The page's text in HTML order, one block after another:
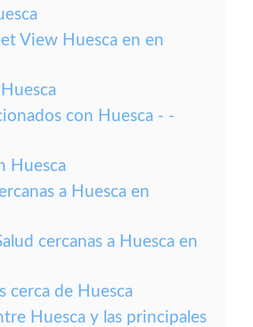
View Huesca en en
con Huesca - -
Huesca
a Huesca en
cercanas a Huesca en
cerca de Huesca
Huesca y las principales